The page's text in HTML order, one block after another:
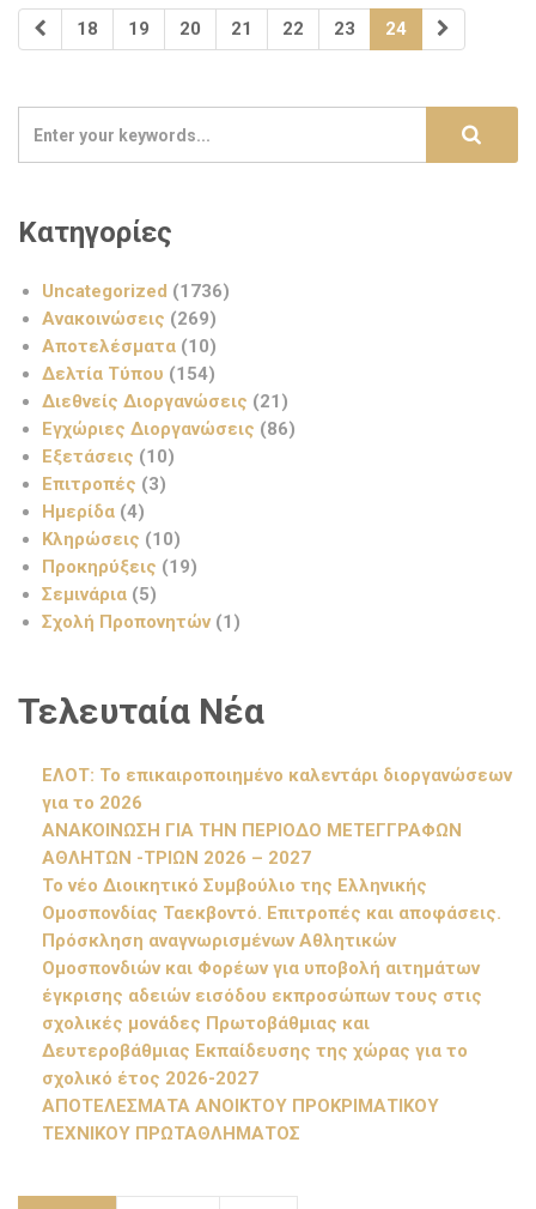
18 19 20 21 22 23 24
Κατηγορίες
Uncategorized (1736)
Ανακοινώσεις (269)
Αποτελέσματα (10)
Δελτία Τύπου (154)
Διεθνείς Διοργανώσεις (21)
Εγχώριες Διοργανώσεις (86)
Εξετάσεις (10)
Επιτροπές (3)
Ημερίδα (4)
Κληρώσεις (10)
Προκηρύξεις (19)
Σεμινάρια (5)
Σχολή Προπονητών (1)
Τελευταία Νέα
ΕΛΟΤ: Το επικαιροποιημένο καλεντάρι διοργανώσεων
για το 2026
ΑΝΑΚΟΙΝΩΣΗ ΓΙΑ ΤΗΝ ΠΕΡΙΟΔΟ ΜΕΤΕΓΓΡΑΦΩΝ
ΑΘΛΗΤΩΝ -ΤΡΙΩΝ 2026 – 2027
Το νέο Διοικητικό Συμβούλιο της Ελληνικής
Ομοσπονδίας Ταεκβοντό. Επιτροπές και αποφάσεις.
Πρόσκληση αναγνωρισμένων Αθλητικών
Ομοσπονδιών και Φορέων για υποβολή αιτημάτων
έγκρισης αδειών εισόδου εκπροσώπων τους στις
σχολικές μονάδες Πρωτοβάθμιας και
Δευτεροβάθμιας Εκπαίδευσης της χώρας για το
σχολικό έτος 2026-2027
ΑΠΟΤΕΛΕΣΜΑΤΑ ΑΝΟΙΚΤΟΥ ΠΡΟΚΡΙΜΑΤΙΚΟΥ
ΤΕΧΝΙΚΟΥ ΠΡΩΤΑΘΛΗΜΑΤΟΣ